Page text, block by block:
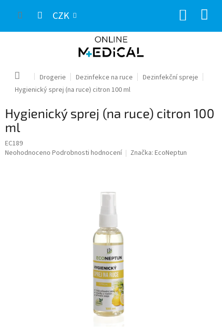
CZK
Domů Drogerie Dezinfekce na ruce
Dezinfekční spreje
Hygienický sprej (na ruce) citron 100 ml
Hygienický sprej (na ruce) citron 100
ml
EC189
Průměrné
Neohodnoceno Podrobnosti hodnocení Značka: EcoNeptun